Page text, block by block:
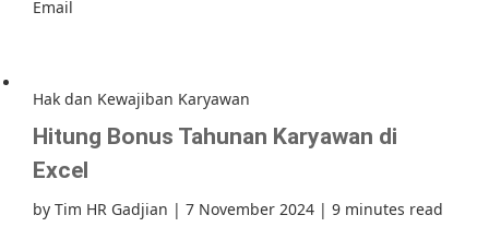
Email
Hak dan Kewajiban Karyawan
Hitung Bonus Tahunan Karyawan di
Excel
by Tim HR Gadjian | 7 November 2024 | 9 minutes read